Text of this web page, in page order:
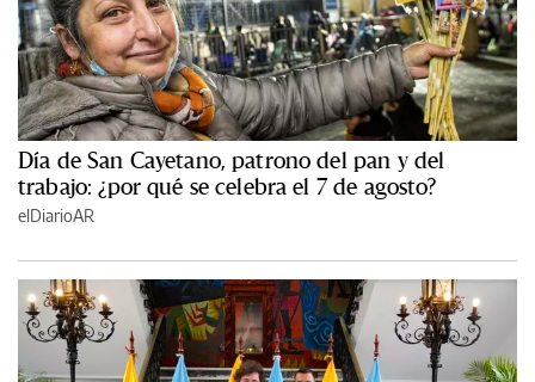
Día de San Cayetano, patrono del pan y del
trabajo: ¿por qué se celebra el 7 de agosto?
elDiarioAR